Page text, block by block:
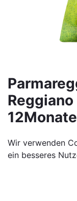
6,90€ Alle
Wir verwenden
ein besseres